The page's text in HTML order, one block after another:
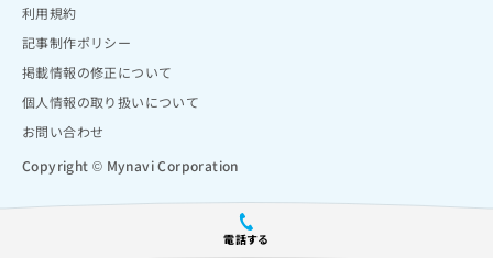
電話する
利用規約
記事制作ポリシー
掲載情報の修正について
個人情報の取り扱いについて
お問い合わせ
Copyright © Mynavi Corporation